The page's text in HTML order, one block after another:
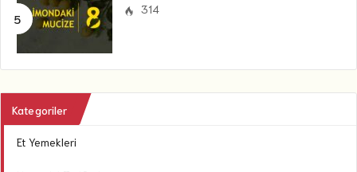
314
Kategoriler
Et Yemekleri